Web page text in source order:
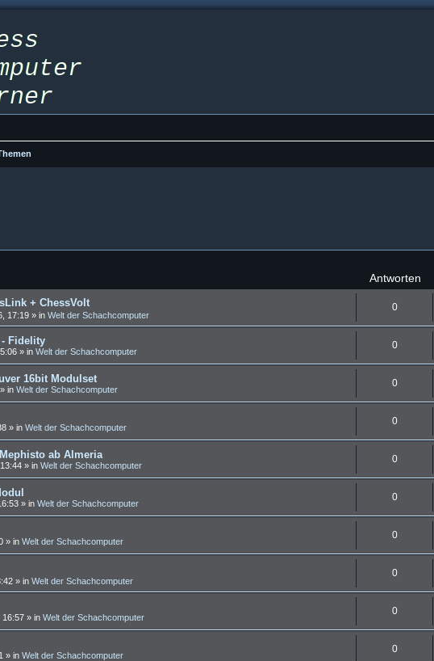
Antworten
+ ChessVolt
17:19 » in Welt der Schachcomputer
0
- Fidelity
» in Welt der Schachcomputer
0
16bit Modulset
» in Welt der Schachcomputer
0
» in Welt der Schachcomputer
0
ab Almeria
» in Welt der Schachcomputer
0
» in Welt der Schachcomputer
0
» in Welt der Schachcomputer
0
» in Welt der Schachcomputer
0
16:57 » in Welt der Schachcomputer
0
» in Welt der Schachcomputer
0